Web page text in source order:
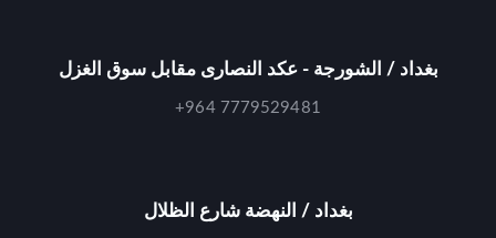
بغداد / الشورجة - عكد النصارى مقابل سوق الغزل
+964 7779529481
بغداد / النهضة شارع الظلال